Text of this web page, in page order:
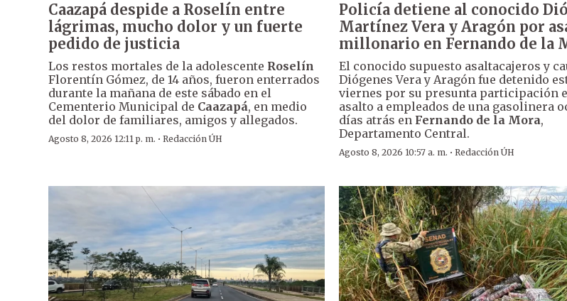
Caazapá despide a Roselín entre
lágrimas, mucho dolor y un fuerte
pedido de justicia
Los restos mortales de la adolescente Roselín
Florentín Gómez, de 14 años, fueron enterrados
durante la mañana de este sábado en el
Cementerio Municipal de Caazapá, en medio
del dolor de familiares, amigos y allegados.
Agosto 8, 2026 12:11 p. m. · Redacción ÚH
Policía detiene al conocido
Martínez Vera y Aragón por
millonario en Fernando de la
El conocido supuesto asaltacajeros y
Diógenes Vera y Aragón fue detenido
viernes por su presunta participación
asalto a empleados de una gasolinera
días atrás en Fernando de la Mora,
Departamento Central.
Agosto 8, 2026 10:57 a. m. ·Redacción ÚH